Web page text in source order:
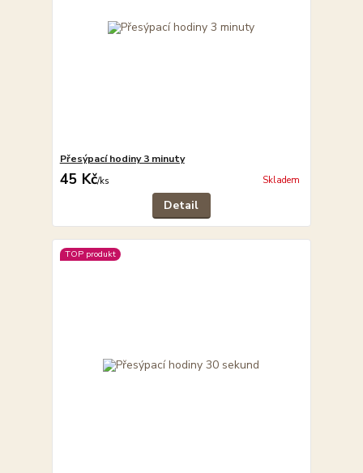
Přesýpací hodiny 3 minuty
45 Kč/ks Skladem
Detail
TOP produkt